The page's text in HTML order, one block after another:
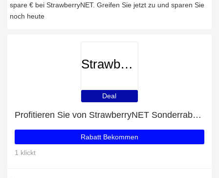
spare € bei StrawberryNET. Greifen Sie jetzt zu und sparen Sie
noch heute
StrawberryNET
Deal
Profitieren Sie von StrawberryNET Sonderrabatten
Rabatt Bekommen
1 klickt